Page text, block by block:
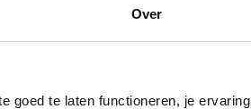
Over
goed te laten functioneren, je ervaring